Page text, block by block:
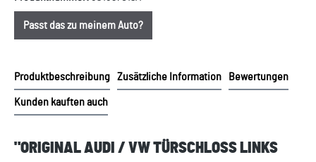
Passt das zu meinem Auto?
Produktbeschreibung Zusätzliche Information Bewertungen
Kunden kauften auch
"ORIGINAL AUDI / VW TÜRSCHLOSS LINKS